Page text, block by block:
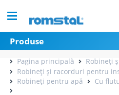
Produse
Pagina principală
Robineți
Robineți și racorduri pentru
Robineți pentru apă
Cu